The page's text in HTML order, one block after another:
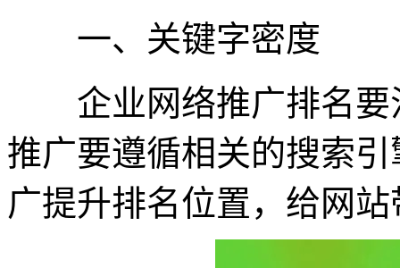
一、关键字密度
企业网络推广排名要
推广要遵循相关的搜索
广提升排名位置，给网